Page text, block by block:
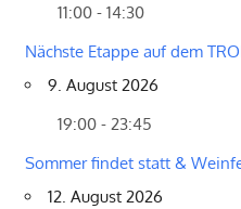
11:00 - 14:30
Nächste Etappe auf dem
9. August 2026
19:00 - 23:45
Sommer findet statt &
12. August 2026